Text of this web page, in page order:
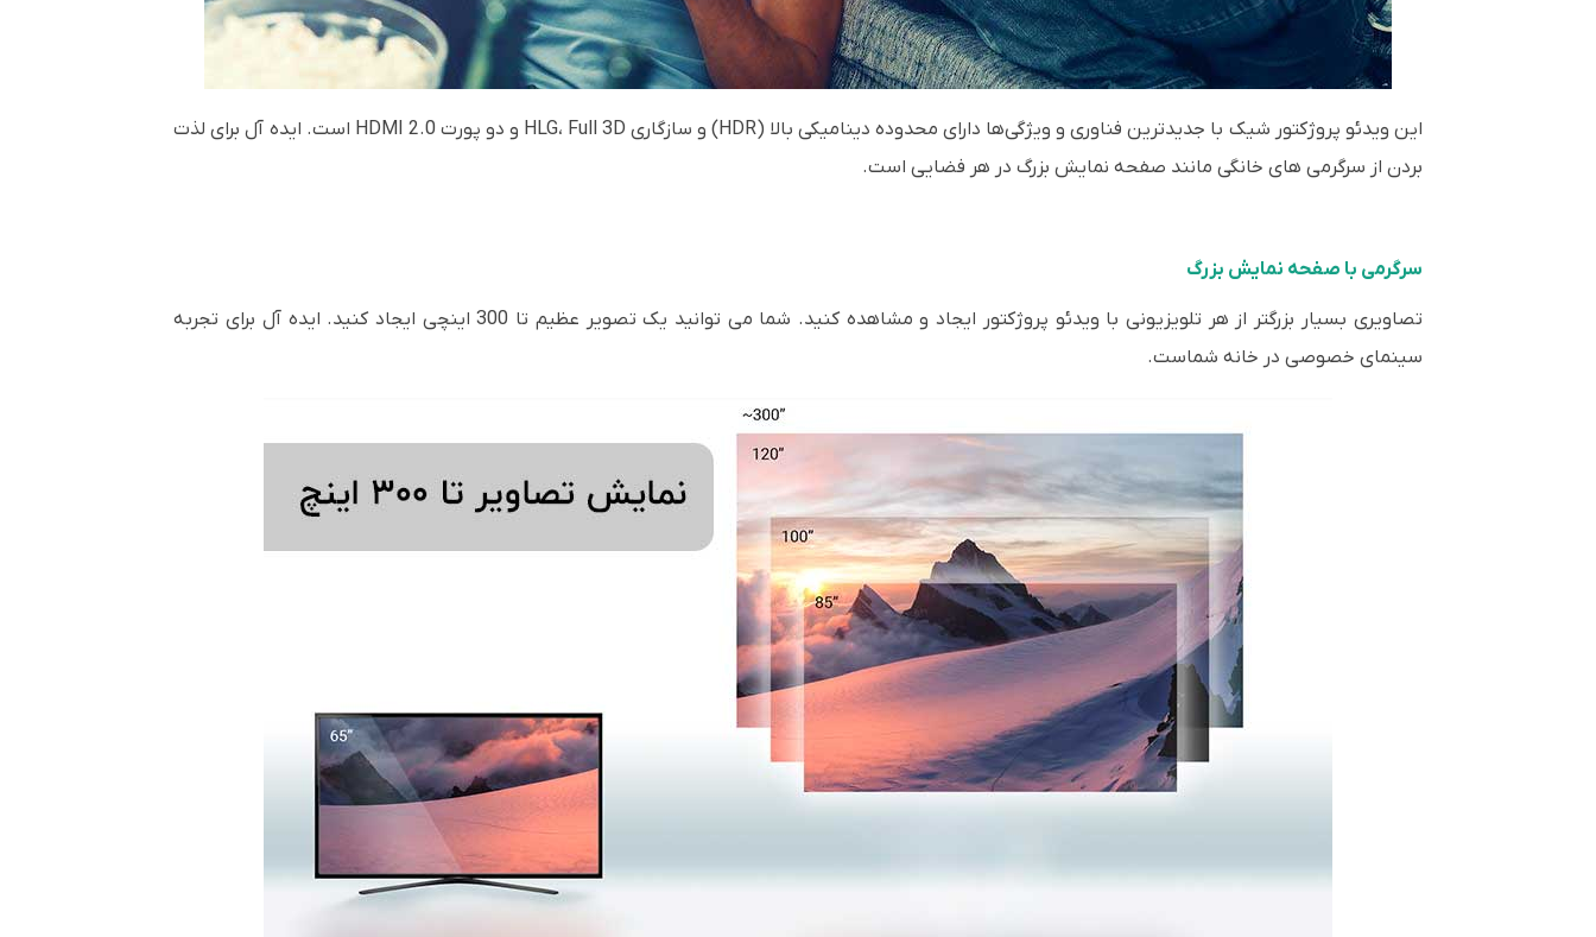
این ویدئو پروژکتور شیک با جدیدترین فناوری و ویژگی‌ها دارای محدوده دینامیکی بالا (HDR) و سازگاری HLG، Full 3D و دو پورت HDMI 2.0 است. ایده آل برای لذت
بردن از سرگرمی های خانگی مانند صفحه نمایش بزرگ در هر فضایی است.
سرگرمی با صفحه نمایش بزرگ
تصاویری بسیار بزرگتر از هر تلویزیونی با ویدئو پروژکتور ایجاد و مشاهده کنید. شما می توانید یک تصویر عظیم تا 300 اینچی ایجاد کنید. ایده آل برای تجربه
سینمای خصوصی در خانه شماست.